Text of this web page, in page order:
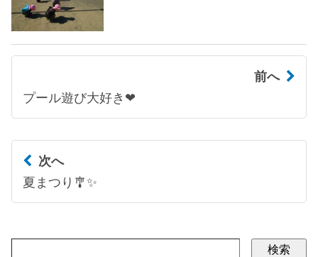
前へ
プール遊び大好き❤
次へ
夏まつり🎐✨
検索